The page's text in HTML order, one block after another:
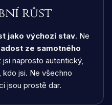
růst
jako výchozí stav. Ne
ze samotného
jsi naprosto autentický,
kdo jsi. Ne všechno
jsou prostě dar.